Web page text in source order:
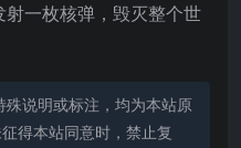
一枚核弹，毁灭整个世
说明或标注，均为本站原
得本站同意时，禁止复